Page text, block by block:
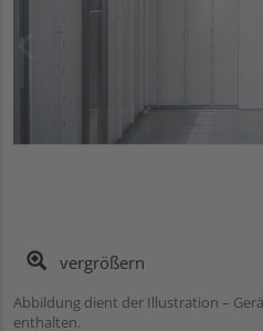
vergrößern
Abbildung dient der Illustration –
enthalten.